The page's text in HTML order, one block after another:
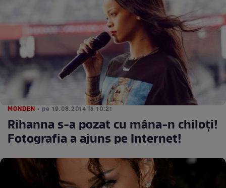
MONDEN • pe 19.08.2014 la 10:21
Rihanna s-a pozat cu mâna-n chiloţi!
Fotografia a ajuns pe Internet!